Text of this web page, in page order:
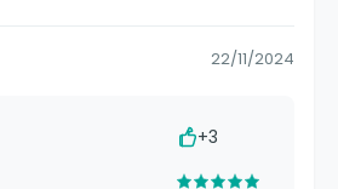
22/11/2024
+3